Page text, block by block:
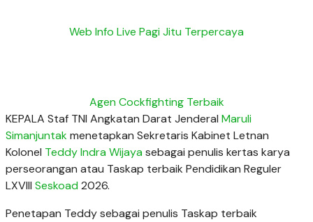
Web Info Live Pagi Jitu Terpercaya
Agen Cockfighting Terbaik
KEPALA Staf TNI Angkatan Darat Jenderal Maruli
Simanjuntakmenetapkan Sekretaris Kabinet Letnan
Kolonel Teddy Indra Wijaya sebagai penulis kertas karya
perseorangan atau Taskap terbaik Pendidikan Reguler
LXVIII Seskoad 2026.
Penetapan Teddy sebagai penulis Taskap terbaik